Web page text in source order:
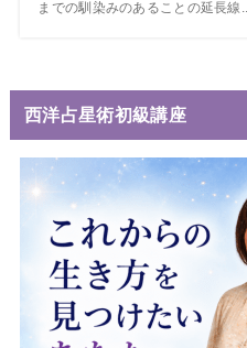
までの馴染みのあることの延長線...
西洋占星術初級講座